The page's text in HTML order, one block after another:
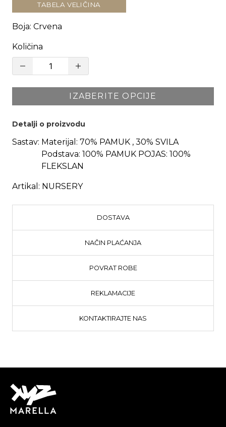
TABELA VELIČINA
Boja: Crvena
Količina
IZABERITE OPCIJE
Detalji o proizvodu
Sastav: Materijal: 70% PAMUK , 30% SVILA
Podstava: 100% PAMUK POJAS: 100%
FLEKSLAN
Artikal: NURSERY
DOSTAVA
NAČIN PLAĆANJA
POVRAT ROBE
REKLAMACIJE
KONTAKTIRAJTE NAS